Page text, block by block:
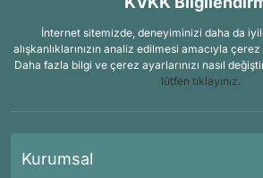
İnternet sitemizde, deneyiminizi daha da
alışkanlıklarınızın analiz edilmesi amacıyla
Daha fazla bilgi ve çerez ayarlarınızı nasıl
lütfen tıklayınız.
Kurumsal